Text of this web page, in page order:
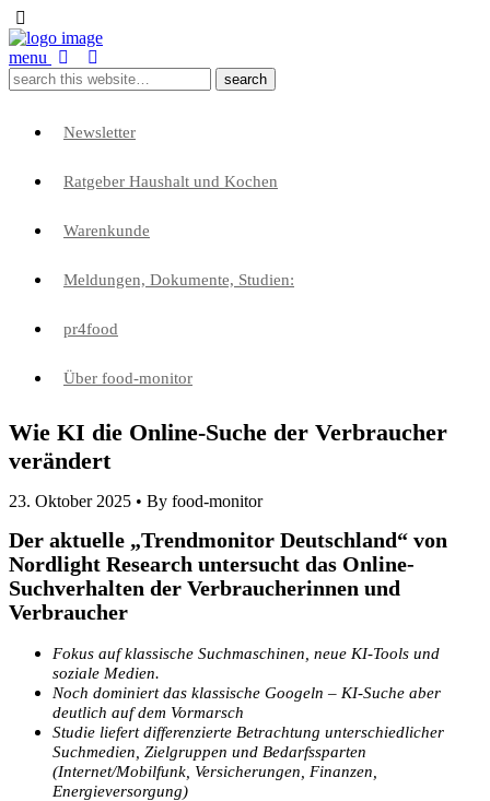
menu
Newsletter
Ratgeber Haushalt und Kochen
Warenkunde
Meldungen, Dokumente, Studien:
pr4food
Über food-monitor
Wie KI die Online-Suche der Verbraucher
verändert
23. Oktober 2025 • By food-monitor
Der aktuelle „Trendmonitor Deutschland“ von
Nordlight Research untersucht das Online-
Suchverhalten der Verbraucherinnen und
Verbraucher
Fokus auf klassische Suchmaschinen, neue KI-Tools und
soziale Medien.
Noch dominiert das klassische Googeln – KI-Suche aber
deutlich auf dem Vormarsch
Studie liefert differenzierte Betrachtung unterschiedlicher
Suchmedien, Zielgruppen und Bedarfssparten
(Internet/Mobilfunk, Versicherungen, Finanzen,
Energieversorgung)